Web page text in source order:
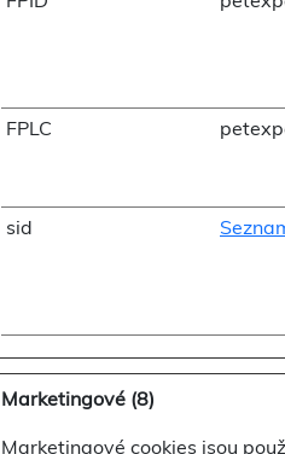
FPLC
sid
Marketingové (8)
Marketingové cookies jsou